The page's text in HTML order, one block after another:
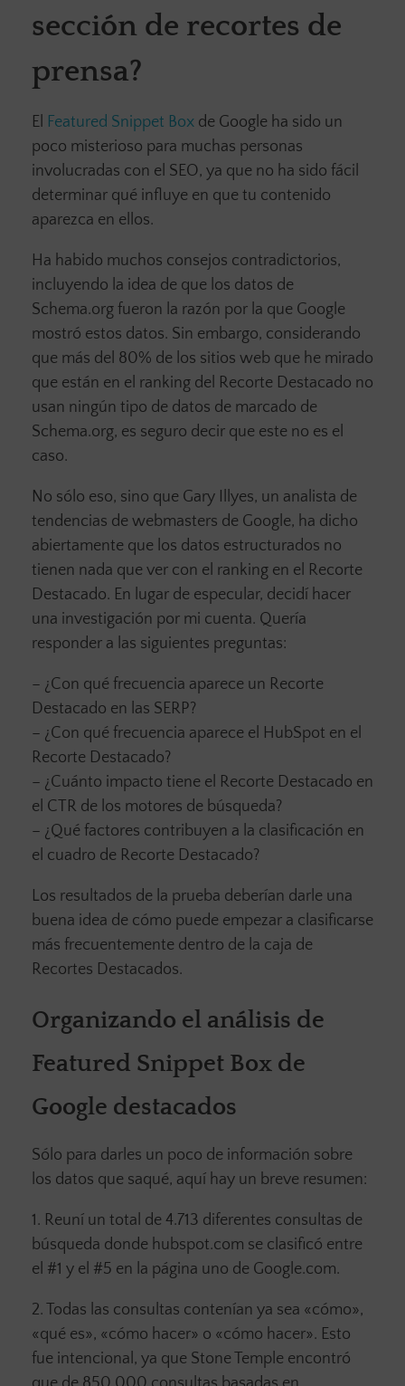
sección de recortes de
prensa?
El Featured Snippet Box de Google ha sido un
poco misterioso para muchas personas
involucradas con el SEO, ya que no ha sido fácil
determinar qué influye en que tu contenido
aparezca en ellos.
Ha habido muchos consejos contradictorios,
incluyendo la idea de que los datos de
Schema.org fueron la razón por la que Google
mostró estos datos. Sin embargo, considerando
que más del 80% de los sitios web que he mirado
que están en el ranking del Recorte Destacado no
usan ningún tipo de datos de marcado de
Schema.org, es seguro decir que este no es el
caso.
No sólo eso, sino que Gary Illyes, un analista de
tendencias de webmasters de Google, ha dicho
abiertamente que los datos estructurados no
tienen nada que ver con el ranking en el Recorte
Destacado. En lugar de especular, decidí hacer
una investigación por mi cuenta. Quería
responder a las siguientes preguntas:
– ¿Con qué frecuencia aparece un Recorte
Destacado en las SERP?
– ¿Con qué frecuencia aparece el HubSpot en el
Recorte Destacado?
– ¿Cuánto impacto tiene el Recorte Destacado en
el CTR de los motores de búsqueda?
– ¿Qué factores contribuyen a la clasificación en
el cuadro de Recorte Destacado?
Los resultados de la prueba deberían darle una
buena idea de cómo puede empezar a clasificarse
más frecuentemente dentro de la caja de
Recortes Destacados.
Organizando el análisis de
Featured Snippet Box de
Google destacados
Sólo para darles un poco de información sobre
los datos que saqué, aquí hay un breve resumen:
1. Reuní un total de 4.713 diferentes consultas de
búsqueda donde hubspot.com se clasificó entre
el #1 y el #5 en la página uno de Google.com.
2. Todas las consultas contenían ya sea «cómo»,
«qué es», «cómo hacer» o «cómo hacer». Esto
fue intencional, ya que Stone Temple encontró